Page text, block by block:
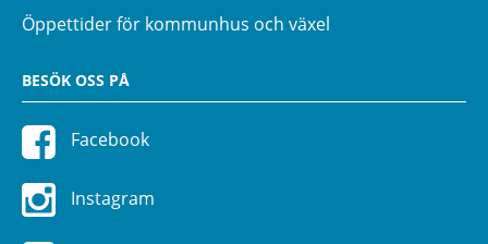
Öppettider för kommunhus och växel
BESÖK OSS PÅ
Facebook
Instagram